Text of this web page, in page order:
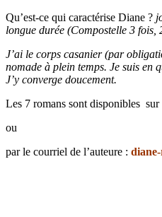
Qu’est-ce qui caractérise Diane ?
longue durée (Compostelle 3 fois,
J’ai le corps casanier (par
nomade à plein temps. Je suis en
J’y converge doucement.
Les 7 romans sont disponibles sur
ou
par le courriel de l’auteure :